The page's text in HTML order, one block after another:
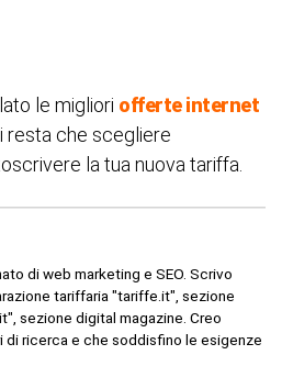
le migliori offerte internet
resta che scegliere
la tua nuova tariffa.
di web marketing e SEO. Scrivo
tariffaria "tariffe.it", sezione
sezione digital magazine. Creo
ricerca e che soddisfino le esigenze